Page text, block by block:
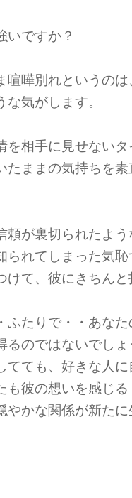
ですか？
嘩別れというの
気がします。
相手に見せない
たままの気持ちを
が裏切られたよ
られてしまった気
けて、彼にきちん
たりで・・あな
るのではないでし
てても、好きな人
も彼の想いを感じ
やかな関係が新た